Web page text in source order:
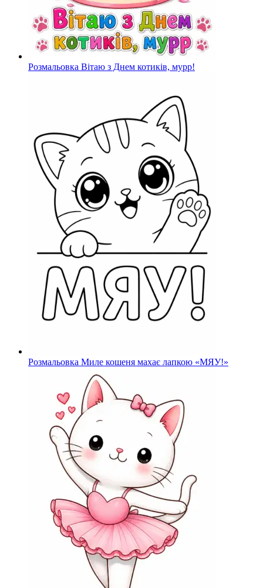
Розмальовка Вітаю з Днем котиків, мурр!
Розмальовка Миле кошеня махає лапкою «МЯУ!»